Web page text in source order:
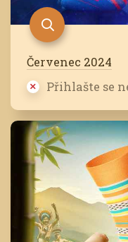
Červenec 2024
Přihlašte se